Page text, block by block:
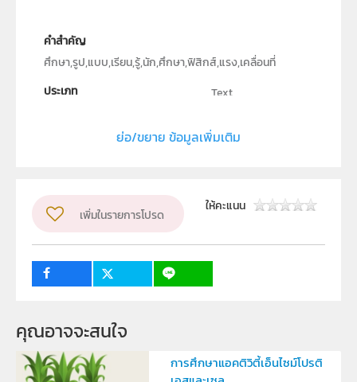
คำสำคัญ
ศึกษา,รูป,แบบ,เรียน,รู้,นัก,ศึกษา,ฟิสิกส์,แรง,เคลื่อนที่
ประเภท
Text
ภาควิชาฟิสิกส์ คณะวิทยาศาสตร์ มหาวิทยาลัยขอนแก่น
ระดับชั้น
ม.4, ม.5, ม.6
ย่อ/ขยาย ข้อมูลเพิ่มเติม
เพิ่มในรายการโปรด
ให้คะแนน
คุณอาจจะสนใจ
การศึกษาแอคติวิตี้เอ็นไซม์โปรติ